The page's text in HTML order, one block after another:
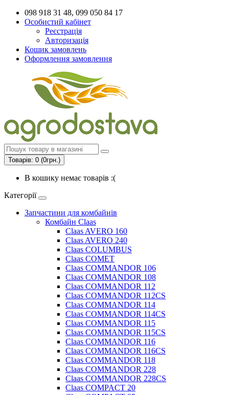
098 918 31 48, 099 050 84 17
Особистий кабінет
Реєстрація
Авторизація
Кошик замовлень
Оформлення замовлення
Товарів: 0 (0грн.)
В кошику немає товарів :(
Категорії
Запчастини для комбайнів
Комбайн Claas
Claas AVERO 160
Claas AVERO 240
Claas COLUMBUS
Claas COMET
Claas COMMANDOR 106
Claas COMMANDOR 108
Claas COMMANDOR 112
Claas COMMANDOR 112CS
Claas COMMANDOR 114
Claas COMMANDOR 114CS
Claas COMMANDOR 115
Claas COMMANDOR 115CS
Claas COMMANDOR 116
Claas COMMANDOR 116CS
Claas COMMANDOR 118
Claas COMMANDOR 228
Claas COMMANDOR 228CS
Claas COMPACT 20